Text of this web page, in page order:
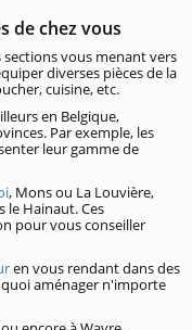
de chez vous
vous menant vers
diverses pièces de la
cuisine, etc.
en Belgique,
Par exemple, les
leur gamme de
, Mons ou La Louvière,
le Hainaut. Ces
pour vous conseiller
en vous rendant dans des
aménager n'importe